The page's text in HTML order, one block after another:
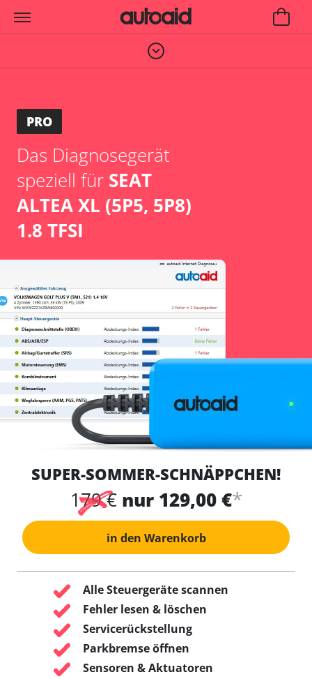
PRO
Das Diagnosegerät
speziell für SEAT
ALTEA XL (5P5, 5P8)
1.8 TFSI
SUPER-SOMMER-SCHNÄPPCHEN!
179 € nur 129,00 €*
in den Warenkorb
Alle Steuergeräte scannen
Fehler lesen & löschen
Servicerückstellung
Parkbremse öffnen
Sensoren & Aktuatoren